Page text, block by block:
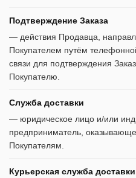
Подтверждение Заказа
— действия Продавца,
Покупателем путём
связи для подтверждения
Покупателю.
Служба доставки
— юридическое лицо и/или
предприниматель,
Покупателям.
Курьерская служба доставки